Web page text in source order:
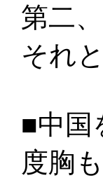
第二
それ
■中国
度胸